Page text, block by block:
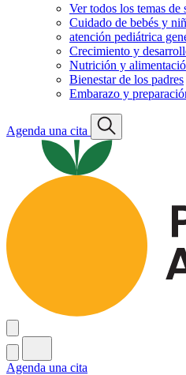
Ver todos los temas de
Cuidado de bebés y
atención pediátrica
Crecimiento y
Nutrición y
Bienestar de los padres
Embarazo y
Agenda una cita
Agenda una cita